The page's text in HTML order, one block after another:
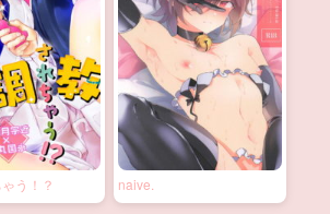
う！？ naive.